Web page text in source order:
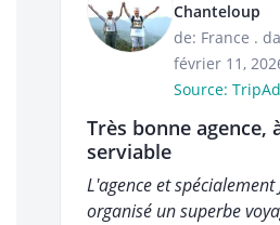
Chanteloup
de: France .
février 11,
Source:
Très bonne agence,
serviable
L'agence et spécialement
organisé un superbe